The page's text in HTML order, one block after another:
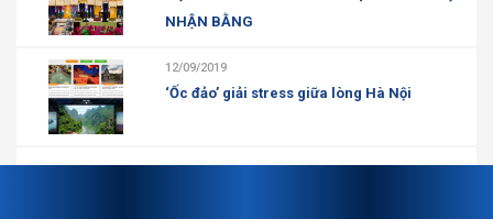
NHẬN BẰNG
12/09/2019
‘Ốc đảo’ giải stress giữa lòng Hà Nội